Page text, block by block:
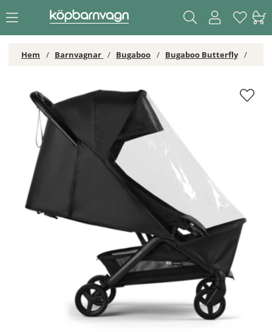
Hem Barnvagnar Bugaboo Bugaboo Butterfly
Bugaboo Butterfly 2 Regnskydd